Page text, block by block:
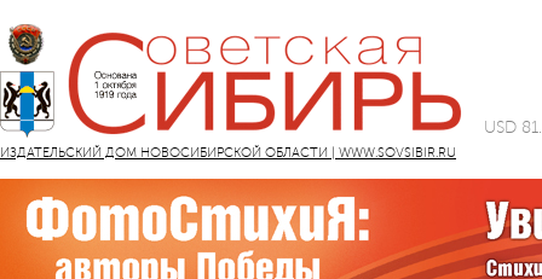
ИЗДАТЕЛЬСКИЙ ДОМ НОВОСИБИРСКОЙ ОБЛАСТИ | WWW.SOVSIBIR.RU
USD